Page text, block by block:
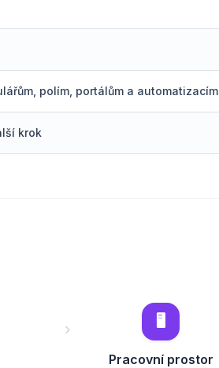
polím, portálům a automatizacím
krok
› 🖥️
Pracovní prostor